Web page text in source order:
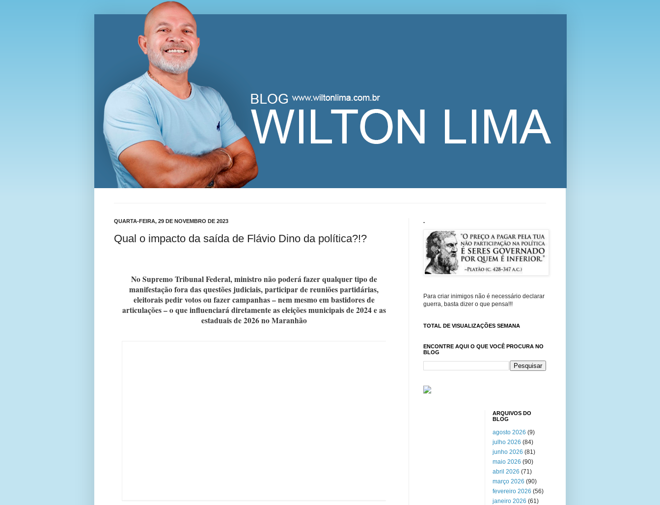
Blog Wilton Lima
QUARTA-FEIRA, 29 DE NOVEMBRO DE 2023
Qual o impacto da saída de Flávio Dino da política?!?
No Supremo Tribunal Federal, ministro não poderá fazer qualquer tipo de
manifestação fora das questões judiciais, participar de reuniões partidárias,
eleitorais pedir votos ou fazer campanhas – nem mesmo em bastidores de
articulações – o que influenciará diretamente as eleições municipais de 2024 e as
estaduais de 2026 no Maranhão
.
Para criar inimigos não é necessário declarar
guerra, basta dizer o que pensa!!!
TOTAL DE VISUALIZAÇÕES SEMANA
ENCONTRE AQUI O QUE VOCÊ PROCURA NO
BLOG
ARQUIVOS DO
BLOG
agosto 2026 (9)
julho 2026 (84)
junho 2026 (81)
maio 2026 (90)
abril 2026 (71)
março 2026 (90)
fevereiro 2026 (56)
janeiro 2026 (61)